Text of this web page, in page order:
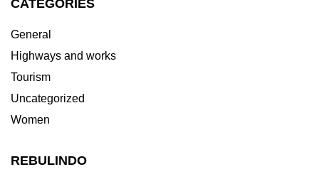
CATEGORIES
General
Highways and works
Tourism
Uncategorized
Women
REBULINDO